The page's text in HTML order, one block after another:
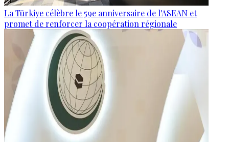
La Türkiye célèbre le 59e anniversaire de l'ASEAN et
promet de renforcer la coopération régionale